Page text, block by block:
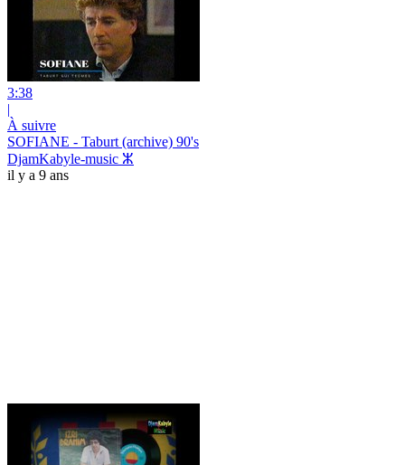
3:38
|
À suivre
SOFIANE - Taburt (archive) 90's
DjamKabyle-music ⵣ
il y a 9 ans